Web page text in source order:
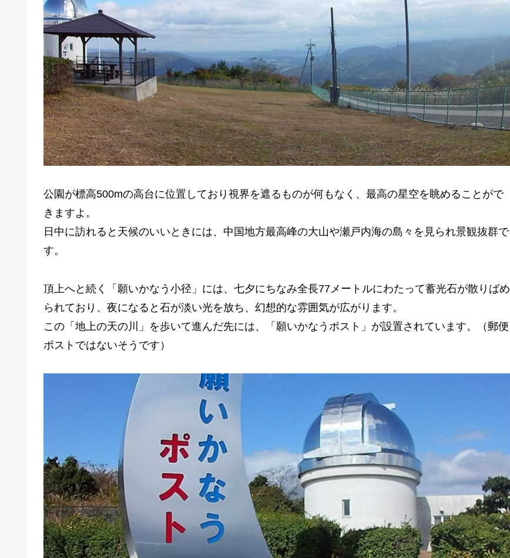
公園が標高500mの高台に位置しており視界を遮るものが何もなく、最高の星空を眺めることがで
きますよ。
日中に訪れると天候のいいときには、中国地方最高峰の大山や瀬戸内海の島々を見られ景観抜群で
す。
頂上へと続く「願いかなう小径」には、七夕にちなみ全長77メートルにわたって蓄光石が散りばめ
られており、夜になると石が淡い光を放ち、幻想的な雰囲気が広がります。
この「地上の天の川」を歩いて進んだ先には、「願いかなうポスト」が設置されています。（郵便
ポストではないそうです）